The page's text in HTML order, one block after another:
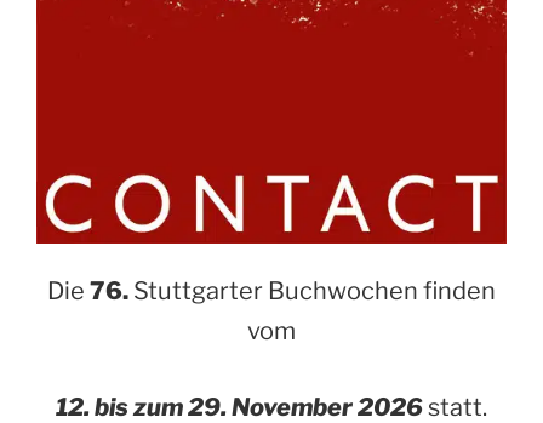
Die 76. Stuttgarter Buchwochen finden
vom
12. bis zum 29. November 2026statt.